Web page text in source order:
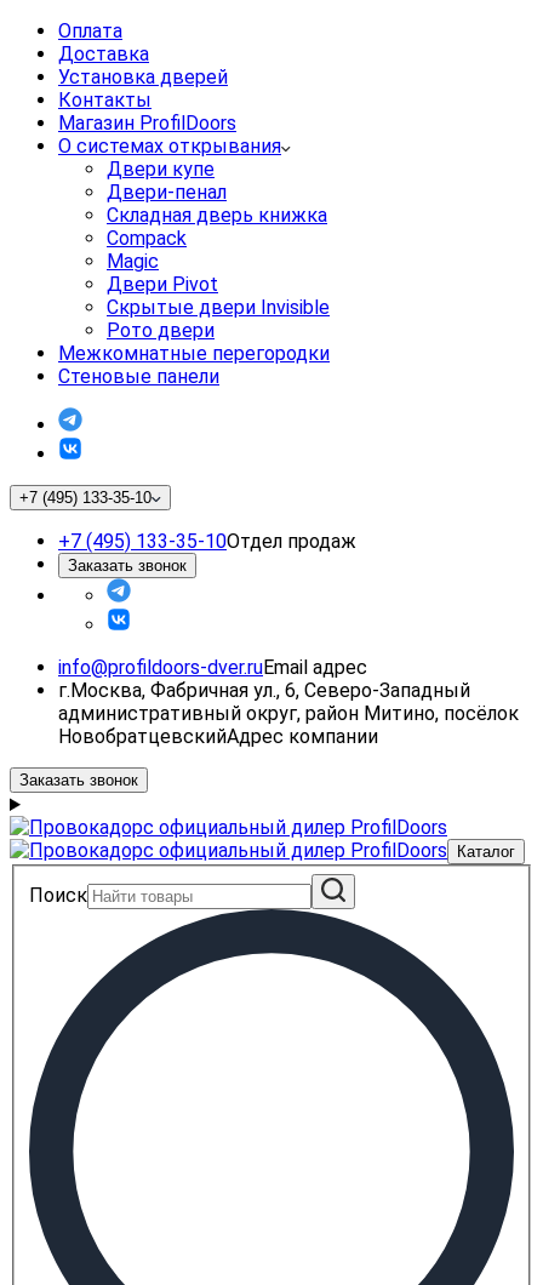
Оплата
Доставка
Установка дверей
Контакты
Магазин ProfilDoors
О системах открывания
Двери купе
Двери-пенал
Складная дверь книжка
Compack
Magic
Двери Pivot
Скрытые двери Invisible
Рото двери
Межкомнатные перегородки
Стеновые панели
+7 (495) 133-35-10
+7 (495) 133-35-10Отдел продаж
Заказать звонок
info@profildoors-dver.ruEmail адрес
г.Москва, Фабричная ул., 6, Северо-Западный
административный округ, район Митино, посёлок
НовобратцевскийАдрес компании
Заказать звонок
Каталог
Поиск